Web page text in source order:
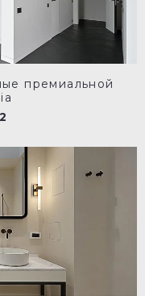
премиальной